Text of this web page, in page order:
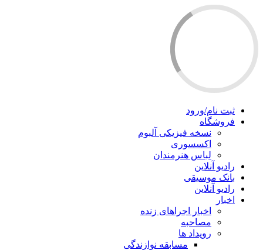
ثبت نام/ورود
فروشگاه
نسخه فیزیکی آلبوم
اکسسوری
لباس هنرمندان
رادیو آنلاین
بانک موسیقی
رادیو آنلاین
اخبار
اخبار اجراهای زنده
مصاحبه
رویداد ها
مسابقه نوازندگی